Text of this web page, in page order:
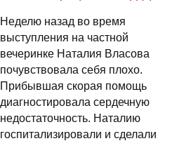
Неделю назад во время
выступления на частной
вечеринке Наталия Власова
почувствовала себя плохо.
Прибывшая скорая помощь
диагностировала сердечную
недостаточность. Наталию
госпитализировали и сделали